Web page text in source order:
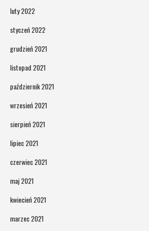
luty 2022
styczeń 2022
grudzień 2021
listopad 2021
październik 2021
wrzesień 2021
sierpień 2021
lipiec 2021
czerwiec 2021
maj 2021
kwiecień 2021
marzec 2021